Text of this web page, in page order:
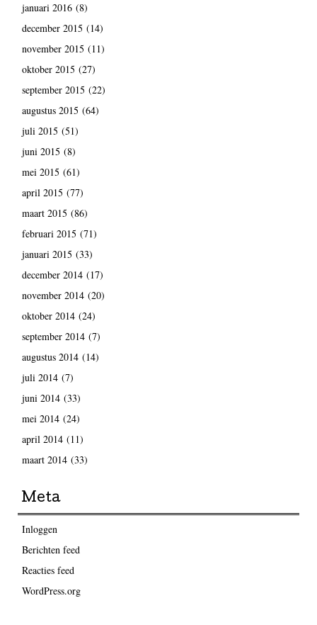
januari 2016(8)
december 2015 (14)
november 2015 (11)
oktober 2015 (27)
september 2015 (22)
augustus 2015 (64)
juli 2015 (51)
juni 2015 (8)
mei 2015 (61)
april 2015 (77)
maart 2015 (86)
februari 2015 (71)
januari 2015 (33)
december 2014(17)
november 2014(20)
oktober 2014(24)
september 2014(7)
augustus 2014(14)
juli 2014(7)
juni 2014(33)
mei 2014(24)
april 2014(11)
maart 2014(33)
Meta
Inloggen
Berichten feed
Reacties feed
WordPress.org